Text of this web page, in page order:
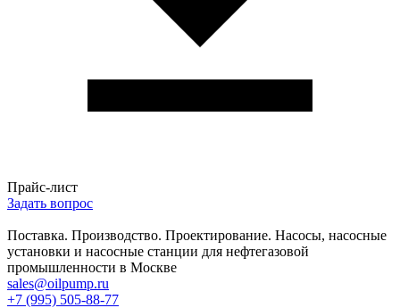
Прайс-лист
Задать вопрос
Поставка. Производство. Проектирование. Насосы, насосные
установки и насосные станции для нефтегазовой
промышленности в Москве
sales@oilpump.ru
+7 (995) 505-88-77